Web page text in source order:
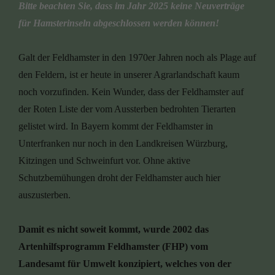
Bitte beachten Sie, dass im Jahr 2025 keine Neuverträge
für Hamsterinseln abgeschlossen werden können!
Galt der Feldhamster in den 1970er Jahren noch als Plage auf
den Feldern, ist er heute in unserer Agrarlandschaft kaum
noch vorzufinden. Kein Wunder, dass der Feldhamster auf
der Roten Liste der vom Aussterben bedrohten Tierarten
gelistet wird. In Bayern kommt der Feldhamster in
Unterfranken nur noch in den Landkreisen Würzburg,
Kitzingen und Schweinfurt vor. Ohne aktive
Schutzbemühungen droht der Feldhamster auch hier
auszusterben.
Damit es nicht soweit kommt, wurde 2002 das
Artenhilfsprogramm Feldhamster (FHP) vom
Landesamt für Umwelt konzipiert, welches von der